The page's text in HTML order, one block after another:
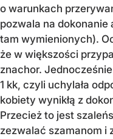
o warunkach
pozwala na dokonanie
tam wymienionych).
że w większości
znachor.
1 kk, czyli uchylała
kobiety wynikłą z
Przecież to jest
zezwalać szamanom i